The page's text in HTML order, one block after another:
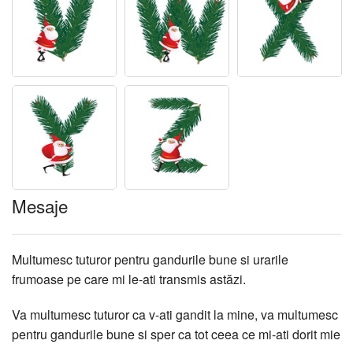
Mesaje
Multumesc tuturor pentru gandurile bune si urarile
frumoase pe care mi le-ati transmis astăzi.
Va multumesc tuturor ca v-ati gandit la mine, va multumesc
pentru gandurile bune si sper ca tot ceea ce mi-ati dorit mie